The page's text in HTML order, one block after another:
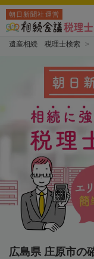
朝日新聞社運営
遺産相続 税理士検索
広島県 庄原市の